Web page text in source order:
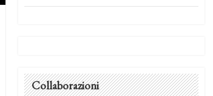
Collaborazioni